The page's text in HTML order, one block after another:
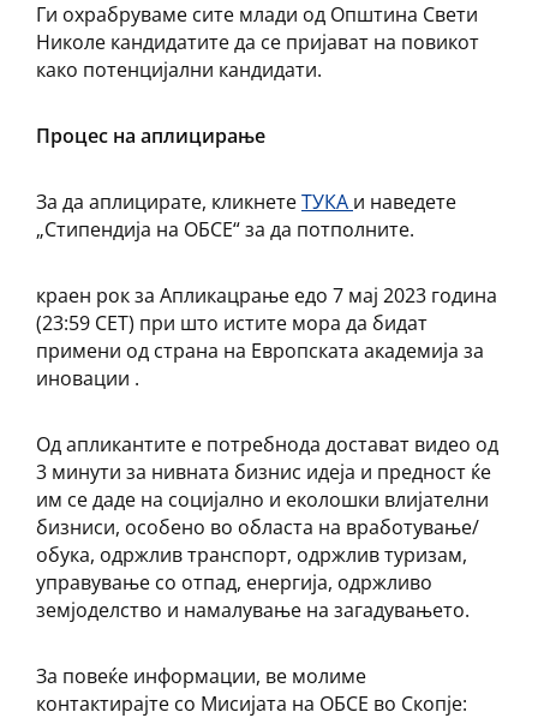
Ги охрабруваме сите млади од Општина Свети
Николе кандидатите да се пријават на повикот
како потенцијални кандидати.
Процес на аплицирање
За да аплицирате, кликнетеТУКА и наведете
„Стипендија на ОБСЕ“ за да потполните.
краен рок за Апликацрање едо 7 мај 2023 година
(23:59 CET) при што истите мора да бидат
примени од страна на Европската академија за
иновации .
Од апликантите е потребнода достават видео од
3 минути за нивната бизнис идеја и предност ќе
им се даде на социјално и еколошки влијателни
бизниси, особено во областа на вработување/
обука, одржлив транспорт, одржлив туризам,
управување со отпад, енергија, одржливо
земјоделство и намалување на загадувањето.
За повеќе информации, ве молиме
контактирајте со Мисијата на ОБСЕ во Скопје: